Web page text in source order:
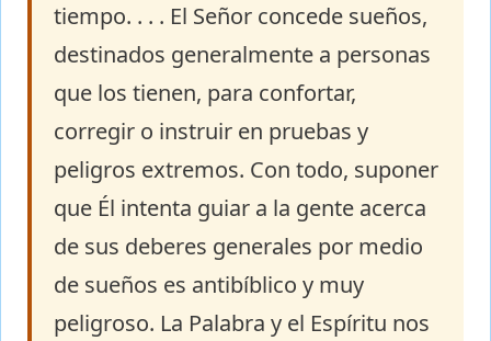
tiempo. . . . El Señor concede sueños,
destinados generalmente a personas
que los tienen, para confortar,
corregir o instruir en pruebas y
peligros extremos. Con todo, suponer
que Él intenta guiar a la gente acerca
de sus deberes generales por medio
de sueños es antibíblico y muy
peligroso. La Palabra y el Espíritu nos